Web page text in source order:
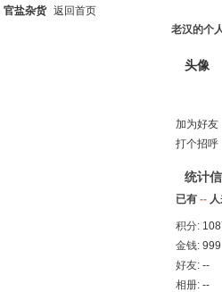
官盐杂货 返回首页
老汉的个
头像
加为好友
打个招呼
统计
已有 --
积分:
金钱: 999
好友: --
相册: --